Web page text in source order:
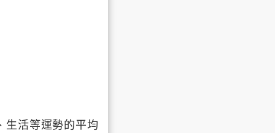
生活等運勢的平均